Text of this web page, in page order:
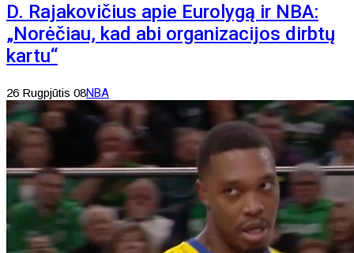
D. Rajakovičius apie Eurolygą ir NBA:
„Norėčiau, kad abi organizacijos dirbtų
kartu“
26 Rugpjūtis 08NBA